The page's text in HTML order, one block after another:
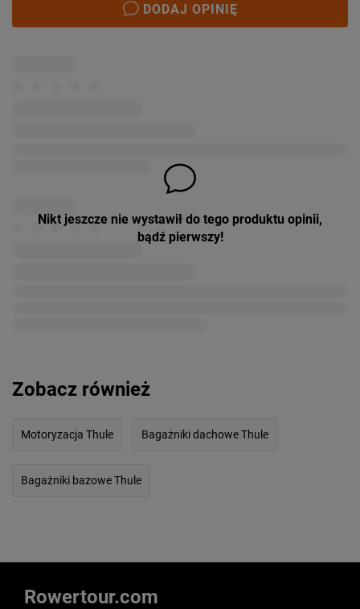
DODAJ OPINIĘ
Nikt jeszcze nie wystawił do tego produktu opinii,
bądź pierwszy!
Zobacz również
Motoryzacja Thule Bagażniki dachowe Thule
Bagażniki bazowe Thule
Rowertour.com